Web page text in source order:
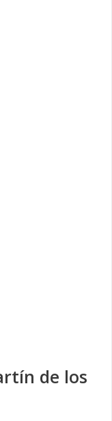
de los